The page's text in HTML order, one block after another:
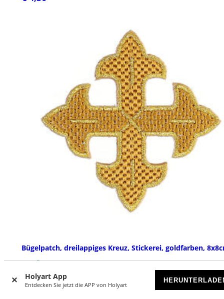
Holyart App
Entdecken Sie jetzt die APP von Holyart
Bügelpatch, dreilappiges Kreuz, Stickerei, goldfarben,
VORRÄTIG
€ 7,90